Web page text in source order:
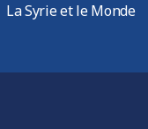
La Syrie et le Monde